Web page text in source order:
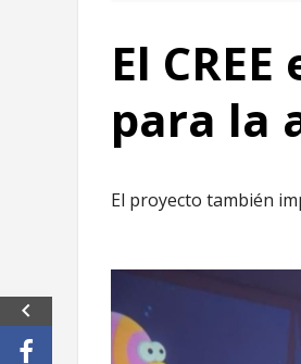
El
para la
El proyecto también